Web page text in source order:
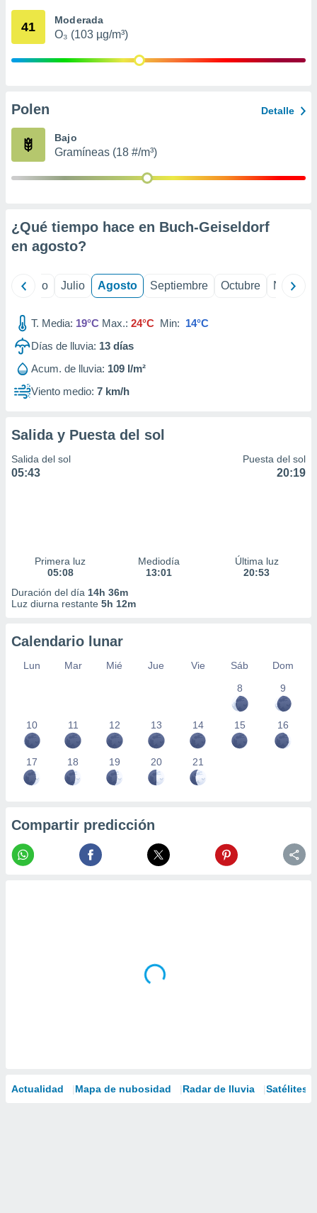
mediante
publicidad
de
41 Moderada
O₃ (103 µg/m³)
Polen Detalle
Bajo
Gramíneas (18 #/m³)
¿Qué tiempo hace en Buch-Geiseldorf
en agosto?
Junio Julio Agosto Septiembre Octubre
T. Media: 19°C Max.: 24°C Min: 14°C
Días de lluvia: 13 días
Acum. de lluvia: 109 l/m²
Viento medio: 7 km/h
Salida y Puesta del sol
Salida del sol
05:43
Puesta del sol
20:19
Primera luz
05:08
Mediodía
13:01
Última luz
20:53
Duración del día 14h 36m
Luz diurna restante 5h 12m
Calendario lunar
Lun Mar Mié Jue Vie Sáb
Dom
8
9
10 11 12 13 14 15 16
17 18 19 20 21
Compartir predicción
Actualidad Mapa de nubosidad Radar de lluvia Satélites